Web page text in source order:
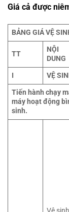
Giá cả được
BẢNG GIÁ VỆ
TT
NỘI
DUNG
I
VỆ
Tiến hành chạy
máy hoạt động
sinh.